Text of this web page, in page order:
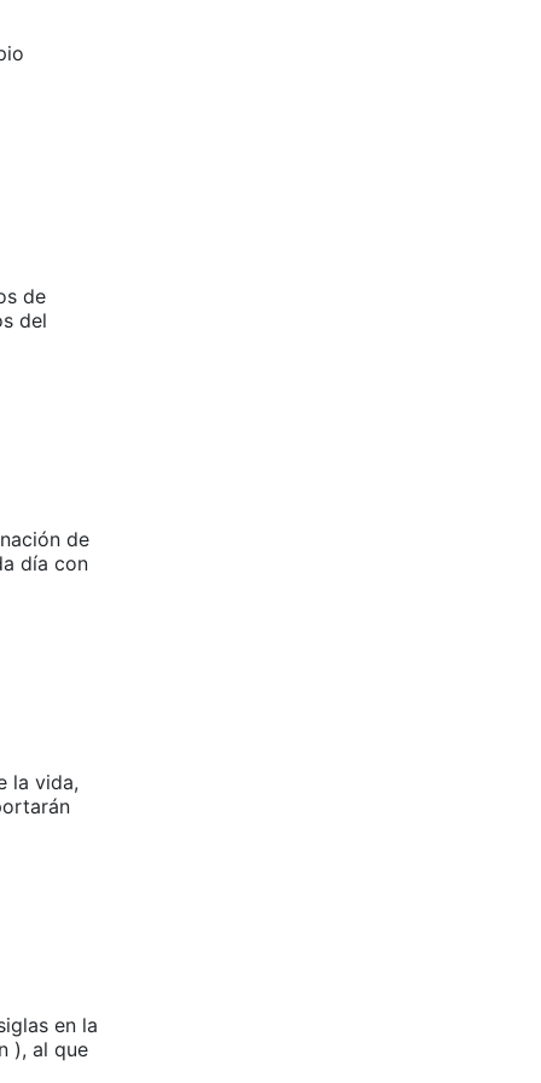
de
del
de
día con
la vida,
en la
), al que